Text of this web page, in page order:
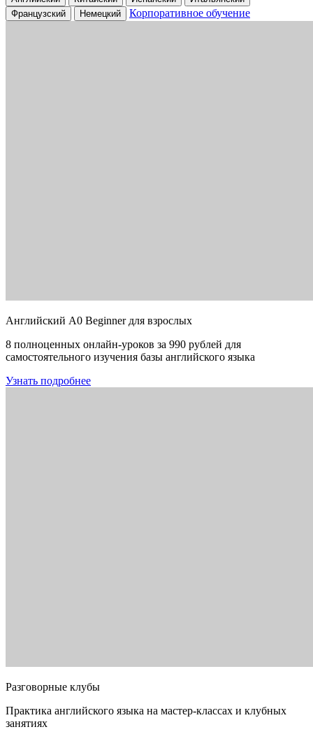
Французский
Немецкий Корпоративное обучение
Английский A0 Beginner для взрослых
8 полноценных онлайн-уроков за 990 рублей для
самостоятельного изучения базы английского языка
Узнать подробнее
Разговорные клубы
Практика английского языка на мастер-классах и клубных
занятиях